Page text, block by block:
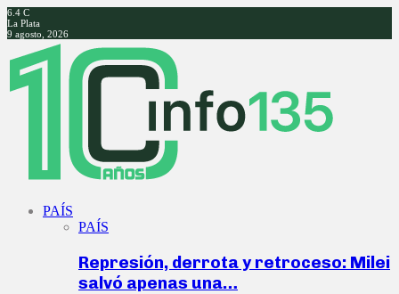
6.4 C
La Plata
9 agosto, 2026
Facebook
Twitter
Instagram
Youtube
PAÍS
PAÍS
Represión, derrota y retroceso: Milei
salvó apenas una…